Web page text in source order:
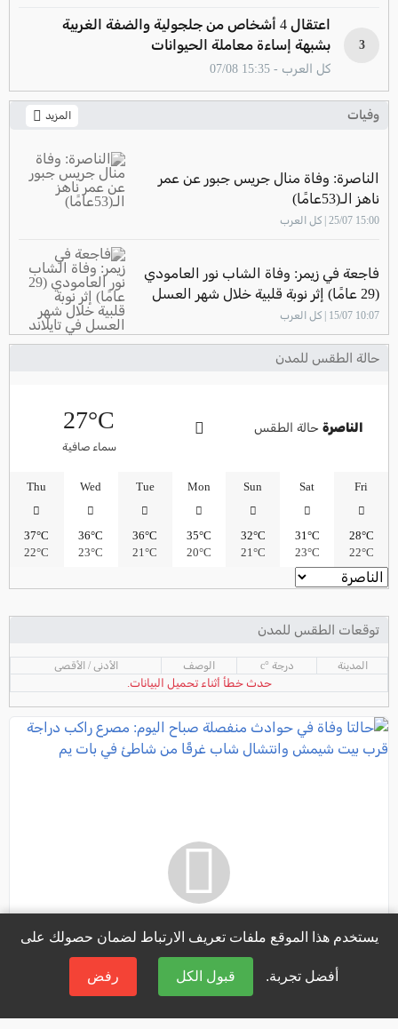
حالة الطقس للمدن
الناصرةحالة الطقس 27°C
سماء صافية
Fri
28°C
22°C
Sat
31°C
23°C
Sun
32°C
21°C
Mon
35°C
20°C
Tue
36°C
21°C
Wed
36°C
23°C
Thu
37°C
22°C
توقعات الطقس للمدن
المدينة درجة °c الوصف الأدنى / الأقصى
حدث خطأ أثناء تحميل البيانات.
3
اعتقال 4 أشخاص من جلجولية والضفة الغربية
بشبهة إساءة معاملة الحيوانات
كل العرب - 15:35 07/08
وفيات المزيد
الناصرة: وفاة منال جريس جبور عن عمر
ناهز الـ(53عامًا)
15:00 25/07 | كل العرب
فاجعة في زيمر: وفاة الشاب نور العامودي
(29 عامًا) إثر نوبة قلبية خلال شهر العسل
في تايلاند
10:07 15/07 | كل العرب
يستخدم هذا الموقع ملفات تعريف الارتباط لضمان حصولك على
أفضل تجربة. قبول الكل رفض